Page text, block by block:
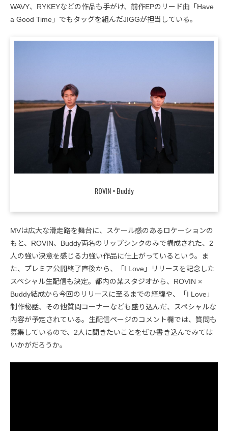
WAVY、RYKEYなどの作品も手がけ、前作EPのリード曲「Have
a Good Time」でもタッグを組んだJIGGが担当している。
ROVIN × Buddy
MVは広大な滑走路を舞台に、スケール感のあるロケーションの
もと、ROVIN、Buddy両名のリップシンクのみで構成された、2
人の強い決意を感じる力強い作品に仕上がっているという。ま
た、プレミア公開終了直後から、「I Love」リリースを記念した
スペシャル生配信も決定。都内の某スタジオから、ROVIN ×
Buddy結成から今回のリリースに至るまでの経緯や、「I Love」
制作秘話、その他質問コーナーなども盛り込んだ、スペシャルな
内容が予定されている。生配信ページのコメント欄では、質問も
募集しているので、2人に聞きたいことをぜひ書き込んでみては
いかがだろうか。